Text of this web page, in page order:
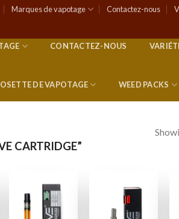
Marques de vapotage Contactez-nous
CONTACTEZ-NOUS
DE VAPOTAGE WEED PACKS
CARTRIDGE”